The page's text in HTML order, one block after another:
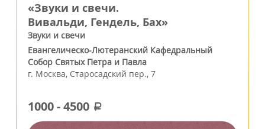
«Звуки и свечи.
Вивальди, Гендель, Бах»
Звуки и свечи
Евангелическо-Лютеранский Кафедральный
Собор Святых Петра и Павла
г. Москва, Старосадский пер., 7
1000-4500 a